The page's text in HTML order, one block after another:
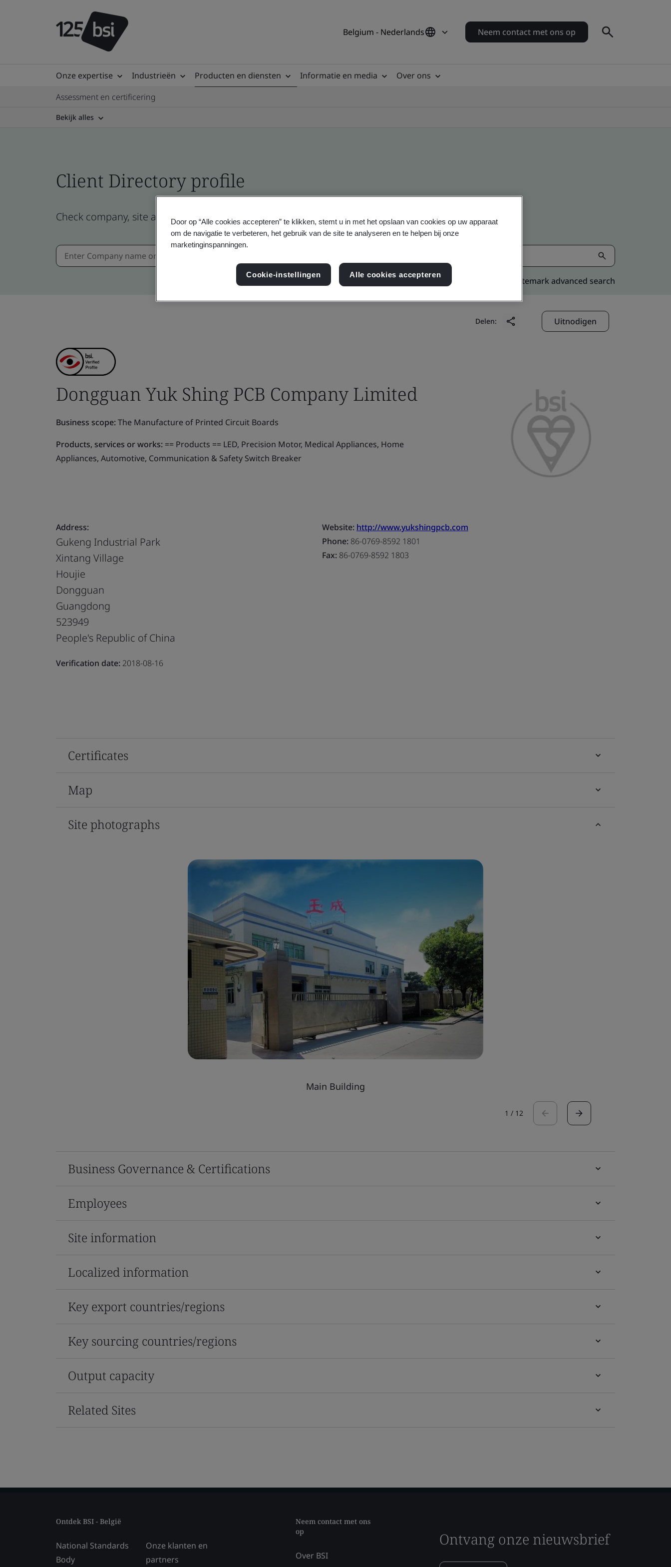
Belgium - Nederlands Neem contact met ons op
Onze expertise Industrieën Producten en diensten Informatie en media
Over ons
Assessment en certificering
Bekijk alles
Client Directory profile
Check company, site and product certificates - Validation and Verification
Kitemark advanced search
Delen: Uitnodigen
Dongguan Yuk Shing PCB Company Limited
Business scope:The Manufacture of Printed Circuit Boards
Products, services or works: == Products == LED, Precision Motor, Medical Appliances, Home
Appliances, Automotive, Communication & Safety Switch Breaker
Address:
Gukeng Industrial Park
Xintang Village
Houjie
Dongguan
Guangdong
523949
People's Republic of China
Verification date: 2018-08-16
Website: http://www.yukshingpcb.com
Phone: 86-0769-8592 1801
Fax: 86-0769-8592 1803
Certificates
Map
Site photographs
Main Building
1 / 12
Business Governance & Certifications
Employees
Site information
Localized information
Key export countries/regions
Key sourcing countries/regions
Output capacity
Related Sites
Ontdek BSI - België
National Standards
Body
Onze klanten en
partners
Neem contact met ons
op
Over BSI
Ontvang onze nieuwsbrief
Door op “Alle cookies accepteren” te klikken, stemt u in met het opslaan van cookies op uw apparaat
om de navigatie te verbeteren, het gebruik van de site te analyseren en te helpen bij onze
marketinginspanningen.
Cookie-instellingen Alle cookies accepteren